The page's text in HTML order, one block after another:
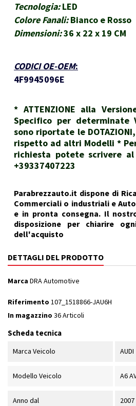
Tecnologia: LED
Colore Fanali: Bianco e Rosso
Dimensioni:36 x 22 x 19 CM
CODICI OE-OEM:
4F9945096E
* ATTENZIONE alla
Specifico per determinate
sono riportate le
rispetto ad altri Modelli *
richiesta potete scrivere al
+39337407223
Parabrezzauto.it dispone di
Commerciali o industriali e
e in pronta consegna. Il
disposizione per chiarire
dell'acquisto
DETTAGLI DEL PRODOTTO
Marca DRA Automotive
Riferimento 107_1518866-JAU6H
In magazzino 36 Articoli
Scheda tecnica
Marca Veicolo AUDI
Modello Veicolo A6
Anno dal 2007